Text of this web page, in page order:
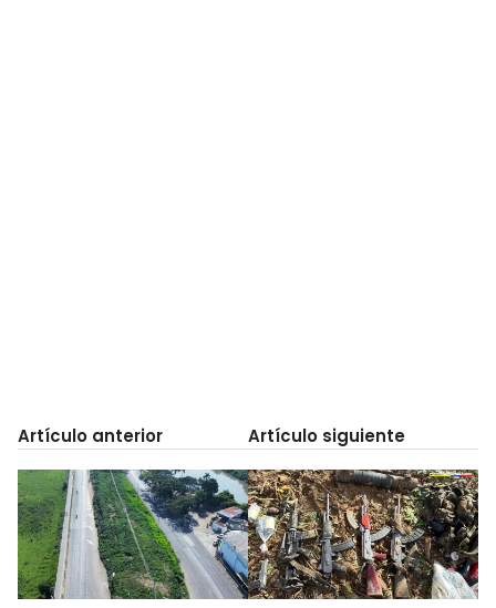
Artículo anterior Artículo siguiente